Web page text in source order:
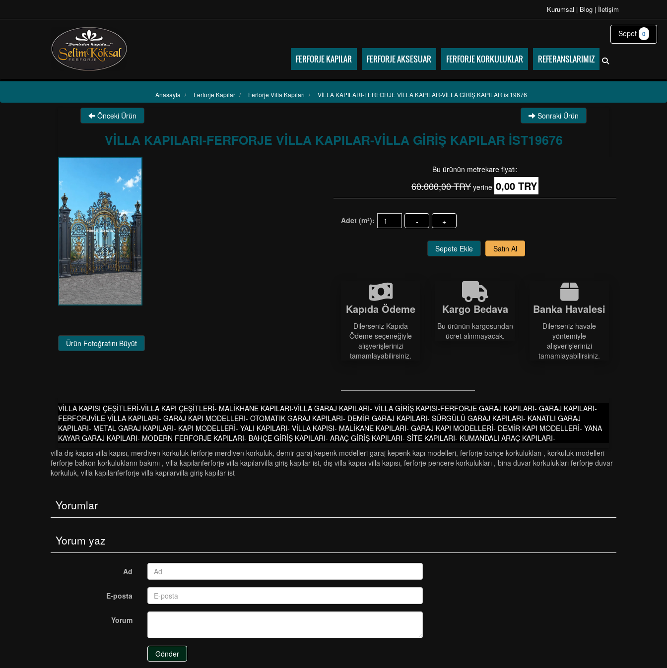
Kurumsal | Blog | İletişim
FERFORJE KAPILAR FERFORJE AKSESUAR FERFORJE KORKULUKLAR REFERANSLARIMIZ
VİLLA KAPILARI-FERFORJE VİLLA KAPILAR-VİLLA GİRİŞ KAPILAR ist19676
Ferforje Villa Kapıları /
Ferforje Kapılar /
Anasayfa /
Önceki Ürün Sonraki Ürün
VİLLA KAPILARI-FERFORJE VİLLA KAPILAR-VİLLA GİRİŞ KAPILAR IST19676
Ürün Fotoğrafını Büyüt
Bu ürünün metrekare fiyatı:
60.000,00 TRY yerine 0,00 TRY
Adet (m²): - +
Sepete Ekle Satın Al
Kapıda Ödeme
Dilerseniz Kapıda
Ödeme seçeneğiyle
alışverişlerinizi
tamamlayabilirsiniz.
Kargo Bedava
Bu ürünün kargosundan
ücret alınmayacak.
Banka Havalesi
Dilerseniz havale
yöntemiyle
alışverişlerinizi
tamamlayabilirsiniz.
Sepet 0
VİLLA KAPISI ÇEŞİTLERİ-VİLLA KAPI ÇEŞİTLERİ- MALİKHANE KAPILARI-VİLLA GARAJ KAPILARI- VİLLA GİRİŞ KAPISI-FERFORJE GARAJ KAPILARI- GARAJ KAPILARI-
FERFORJVİLE VİLLA KAPILARI- GARAJ KAPI MODELLERI- OTOMATIK GARAJ KAPILARI- DEMİR GARAJ KAPILARI- SÜRGÜLÜ GARAJ KAPILARI- KANATLI GARAJ
KAPILARI- METAL GARAJ KAPILARI- KAPI MODELLERİ- YALI KAPILARI- VİLLA KAPISI- MALİKANE KAPILARI- GARAJ KAPI MODELLERİ- DEMİR KAPI MODELLERİ- YANA
KAYAR GARAJ KAPILARI- MODERN FERFORJE KAPILARI- BAHÇE GİRİŞ KAPILARI- ARAÇ GİRİŞ KAPILARI- SİTE KAPILARI- KUMANDALI ARAÇ KAPILARI-
vi̇lla diş kapisi vi̇lla kapisi, merdi̇ven korkuluk ferforje merdi̇ven korkuluk, demir garaj kepenk modelleri garaj kepenk kapı modelleri, ferforje bahçe korkulukları , korkuluk modelleri
ferforje balkon korkulukların bakımı , vi̇lla kapilariferforje vi̇lla kapilarvi̇lla gi̇ri̇ş kapilar ist, diş vi̇lla kapisi vi̇lla kapisi, ferforje pencere korkulukları , bina duvar korkulukları ferforje duvar
korkuluk, vi̇lla kapilariferforje vi̇lla kapilarvi̇lla gi̇ri̇ş kapilar ist
Yorumlar
Yorum yaz
Ad
E-posta
Yorum
Gönder